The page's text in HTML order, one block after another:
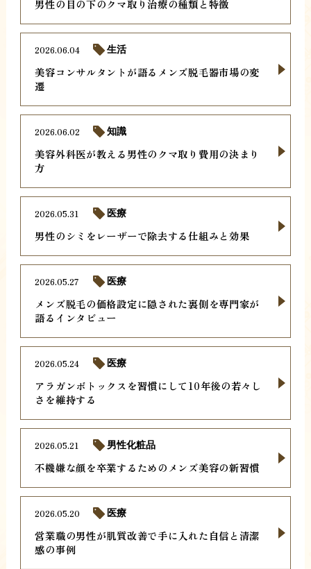
男性の目の下のクマ取り治療の種類と特徴
美容コンサルタントが語るメンズ脱毛器市場の変
遷
2026.06.04 生活
美容外科医が教える男性のクマ取り費用の決まり
方
2026.06.02 知識
男性のシミをレーザーで除去する仕組みと効果
2026.05.31 医療
メンズ脱毛の価格設定に隠された裏側を専門家が
語るインタビュー
2026.05.27 医療
アラガンボトックスを習慣にして10年後の若々し
さを維持する
2026.05.24 医療
不機嫌な顔を卒業するためのメンズ美容の新習慣
2026.05.21 男性化粧品
営業職の男性が肌質改善で手に入れた自信と清潔
感の事例
2026.05.20 医療